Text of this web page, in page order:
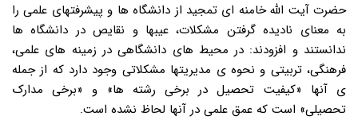
حضرت آیت الله خامنه ای تمجید از دانشگاه ها و پیشرفتهای علمی را
به معنای نادیده گرفتن مشکلات، عیبها و نقایص در دانشگاه ها
ندانستند و افزودند: در محیط های دانشگاهی در زمینه های علمی،
فرهنگی، تربیتی و نحوه ی مدیریتها مشکلاتی وجود دارد که از جمله
ی آنها «کیفیت تحصیل در برخی رشته ها» و «برخی مدارک
تحصیلی» است که عمق علمی در آنها لحاظ نشده است.